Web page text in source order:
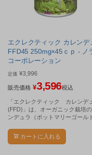
エクレクティック カレンデ
FFD45 250mg×45ｃｐ - ノ
コーポレーション
定価 ¥3,996
販売価格 ¥3,596税込
「エクレクティック カレンデ
(FFD)」は、オーガニック栽培
ンデュラ（ポットマリーゴール
カプセルタイプのハーブ加工製
す。
カートに入れる